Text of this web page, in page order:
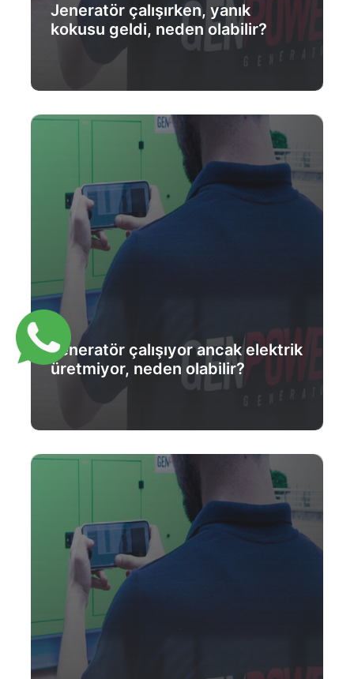
Jeneratör çalışırken, yanık
kokusu geldi, neden olabilir?
Daha Fazlası
Jeneratör çalışıyor ancak elektrik
üretmiyor, neden olabilir?
Daha Fazlası